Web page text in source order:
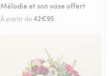
Mélodie et son vase offert
À partir de42€95